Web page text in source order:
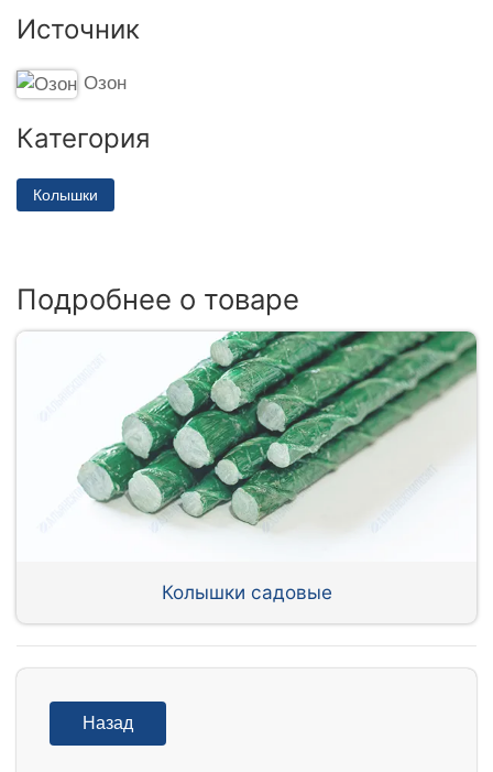
Источник
Озон
Категория
Колышки
Подробнее о товаре
Колышки садовые
Назад